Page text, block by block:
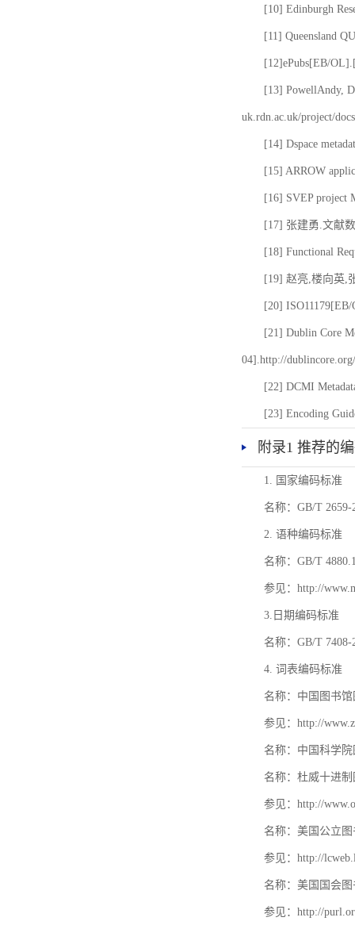
[10] Edinburgh
[11] Queensland
[12]ePubs[EB/
[13] PowellAndy,
uk.rdn.ac.uk/project/
[14] Dspace
[15] ARROW
[16] SVEP project
[17] 张建勇.文献
[18] Functional
[19] 赵亮,楼向英,
[20] ISO11179[EB/
[21] Dublin Core
04].http://
[22] DCMI
[23] Encoding
附录1 推荐的
1. 国家编码标准
名称：GB/T
2. 语种编码标准
名称：GB/T
参见：http://
3.日期编码标准
名称：GB/T
4. 词表编码标准
名称：中国图书
参见：http://
名称：中国科学
名称：杜威十进
参见：http://
名称：美国公立
参见：http://
名称：美国国会
参见：http://